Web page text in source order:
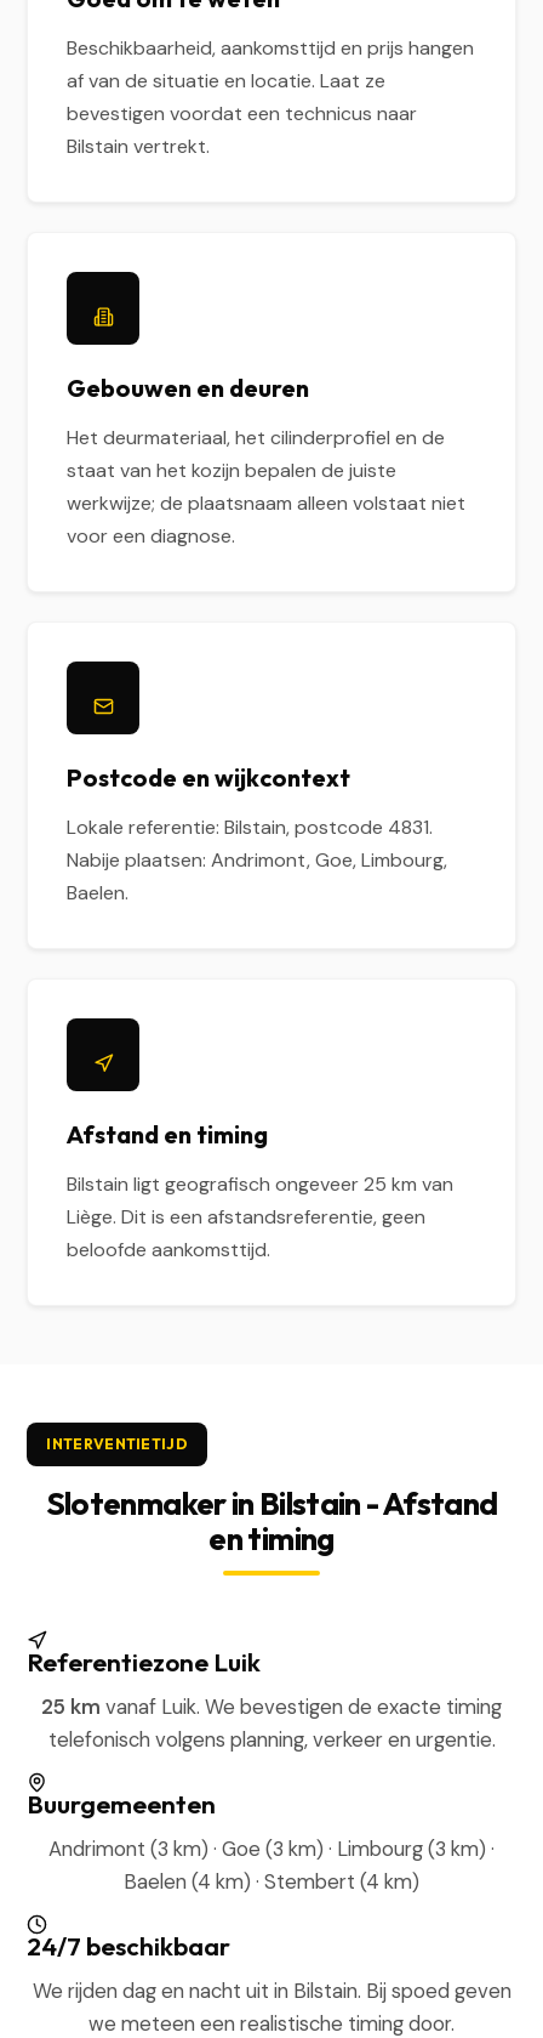
Beschikbaarheid, aankomsttijd en prijs hangen
af van de situatie en locatie. Laat ze
bevestigen voordat een technicus naar
Bilstain vertrekt.
Gebouwen en deuren
Het deurmateriaal, het cilinderprofiel en de
staat van het kozijn bepalen de juiste
werkwijze; de plaatsnaam alleen volstaat niet
voor een diagnose.
Postcode en wijkcontext
Lokale referentie: Bilstain, postcode 4831.
Nabije plaatsen: Andrimont, Goe, Limbourg,
Baelen.
Afstand en timing
Bilstain ligt geografisch ongeveer 25 km van
Liège. Dit is een afstandsreferentie, geen
beloofde aankomsttijd.
INTERVENTIETIJD
Slotenmaker in Bilstain - Afstand
en timing
Referentiezone Luik
25 km vanaf Luik. We bevestigen de exacte timing
telefonisch volgens planning, verkeer en urgentie.
Buurgemeenten
Andrimont (3 km) · Goe (3 km) · Limbourg (3 km) ·
Baelen (4 km) · Stembert (4 km)
24/7 beschikbaar
We rijden dag en nacht uit in Bilstain. Bij spoed geven
we meteen een realistische timing door.